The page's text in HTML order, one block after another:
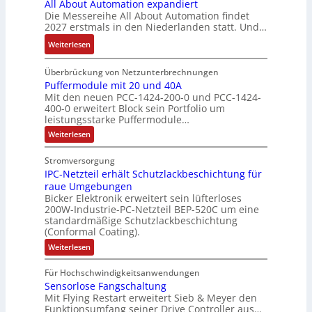
t
a
u
f
n
a
h
m
e
,
g
p
r
ä
g
t
d
u
r
c
h
d
S
y
s
t
e
m
e
h
r
e
r
u
m
V
o
r
s
n
d
d
e
s
V
D
M
A
E
g
e
b
n
i
s
s
e
b
e
s
ä
t
i
g
e
n
J
a
h
r
e
n
d
M
a
r
k
e
t
i
n
g
e
i
t
e
r
b
i
S
P
N
h
t
S
t
r
u
k
t
u
r
i
s
2
0
3
6
f
e
h
l
e
n
4
,
3
M
i
l
l
i
o
e
n
All About Automation expandiert
Die Messereihe All About Automation findet
2027 erstmals in den Niederlanden statt. Und…
Weiterlesen:
A
l
l
A
b
o
u
t
A
u
t
o
m
a
t
i
o
e
x
Überbrückung von Netzunterbrechnungen
Puffermodule mit 20 und 40A
Mit den neuen PCC-1424-200-0 und PCC-1424-
400-0 erweitert Block sein Portfolio um
leistungsstarke Puffermodule…
Weiterlesen:
P
f
f
e
r
m
o
d
u
l
e
m
i
2
0
u
Stromversorgung
IPC-Netzteil erhält Schutzlackbeschichtung für
raue Umgebungen
Bicker Elektronik erweitert sein lüfterloses
200W-Industrie-PC-Netzteil BEP-520C um eine
standardmäßige Schutzlackbeschichtung
(Conformal Coating).
Weiterlesen:
I
C
-
N
e
Für Hochschwindigkeitsanwendungen
Sensorlose Fangschaltung
Mit Flying Restart erweitert Sieb & Meyer den
Funktionsumfang seiner Drive Controller aus…